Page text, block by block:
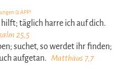
& APP!
täglich harre ich auf dich.
25,5
suchet, so werdet ihr finden;
aufgetan. Matthäus 7,7